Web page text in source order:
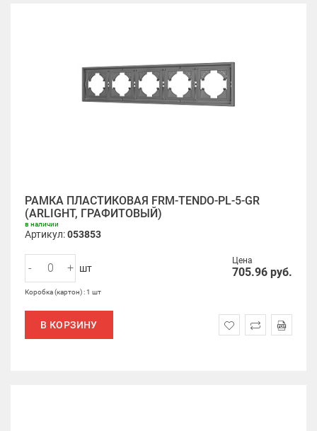
РАМКА ПЛАСТИКОВАЯ FRM-TENDO-PL-5-GR
(ARLIGHT, ГРАФИТОВЫЙ)
в наличии
Артикул:053853
Цена
705.96 руб.
- + шт
Коробка (картон) : 1 шт
В КОРЗИНУ